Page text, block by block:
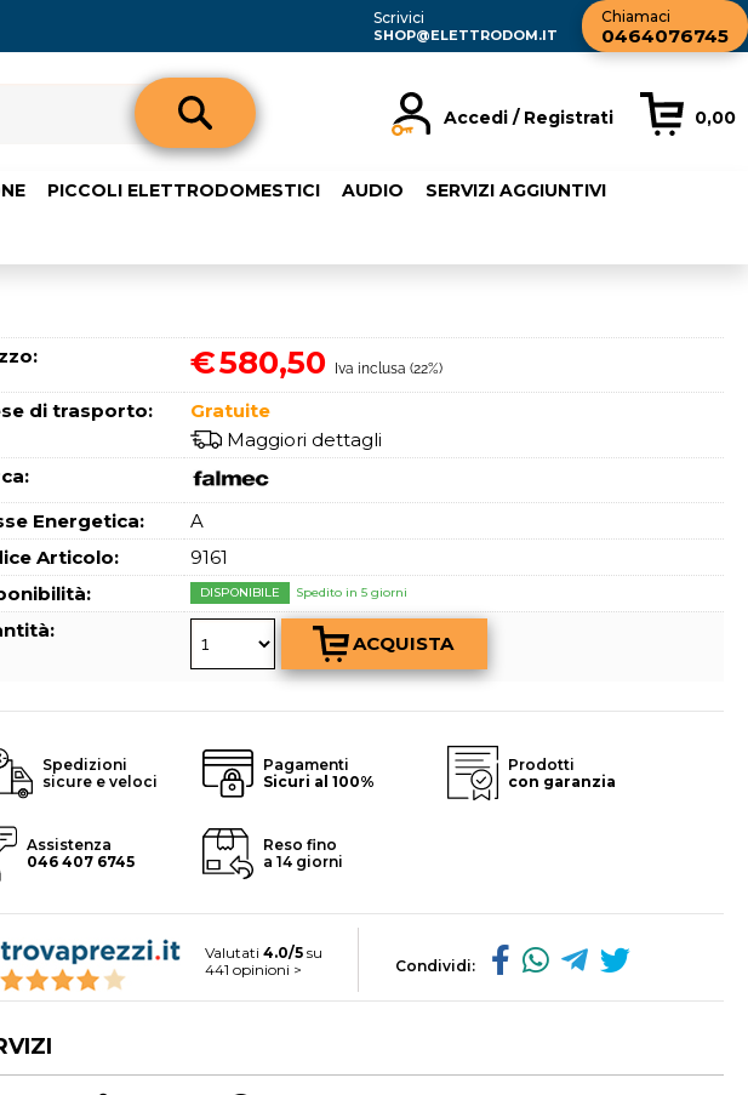
Scrivici
SHOP@ELETTRODOM.IT
Chiamaci
0464076745
Accedi / Registrati
clicca sul pulsante "Accedi"
Password:
Hai perso la password?
"Registrati"
0,00
PICCOLI ELETTRODOMESTICI AUDIO SERVIZI AGGIUNTIVI
€580,50 Iva inclusa (22%)
di trasporto:
Gratuite
Maggiori dettagli
Energetica:
A
Articolo:
9161
DISPONIBILE Spedito in 5 giorni
Spedizioni
sicure e veloci
Pagamenti
Sicuri al 100%
Prodotti
con garanzia
Assistenza
046 407 6745
Reso fino
a 14 giorni
Valutati 4.0/5 su
441 opinioni >
Condividi: